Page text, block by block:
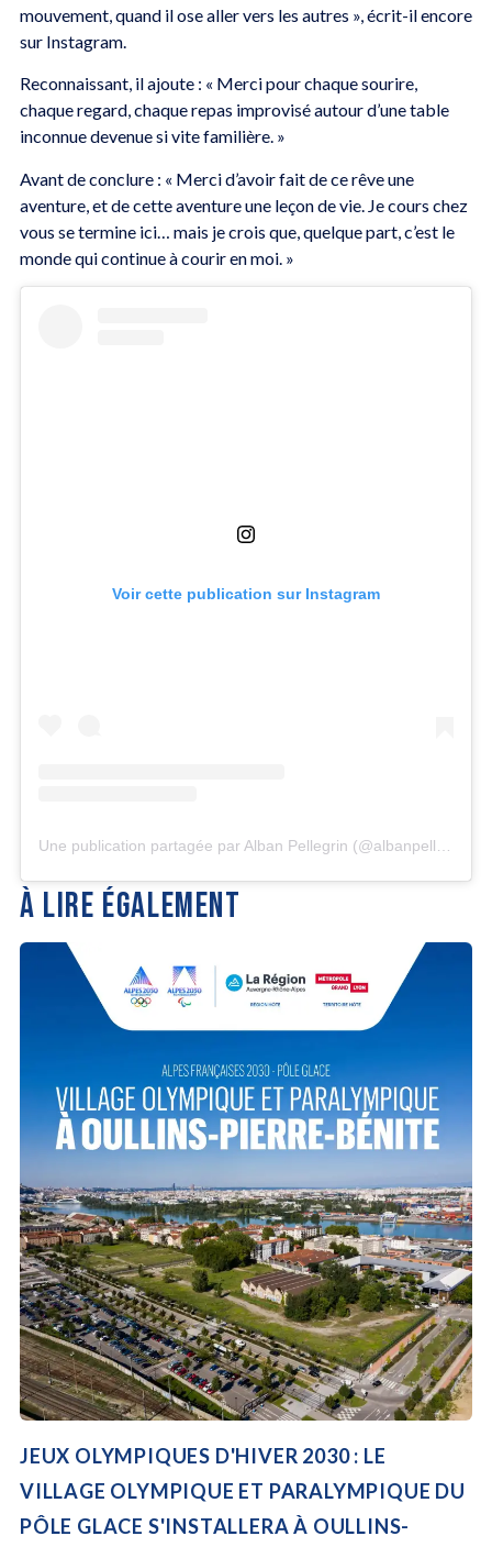
mouvement, quand il ose aller vers les autres », écrit-il encore
sur Instagram.
Reconnaissant, il ajoute : « Merci pour chaque sourire,
chaque regard, chaque repas improvisé autour d’une table
inconnue devenue si vite familière. »
Avant de conclure : « Merci d’avoir fait de ce rêve une
aventure, et de cette aventure une leçon de vie. Je cours chez
vous se termine ici… mais je crois que, quelque part, c’est le
monde qui continue à courir en moi. »
Voir cette publication sur Instagram
À LIRE ÉGALEMENT
JEUX OLYMPIQUES D'HIVER 2030 : LE
VILLAGE OLYMPIQUE ET PARALYMPIQUE DU
PÔLE GLACE S'INSTALLERA À OULLINS-